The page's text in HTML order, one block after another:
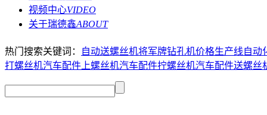
视频中心VIDEO
关于瑞德鑫ABOUT
热门搜索关键词： 自动送螺丝机将军牌钻孔机价格生产线自动
打螺丝机汽车配件上螺丝机汽车配件拧螺丝机汽车配件送螺丝